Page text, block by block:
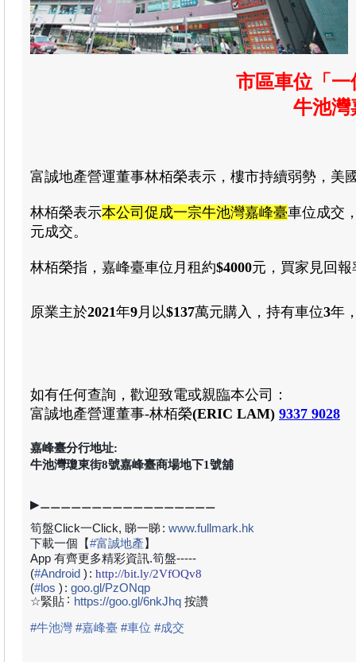
市區車位「
牛池灣
富誠地產營運董事林栢榮表示 ，樓市持續弱勢 ，美
林栢榮表示本公司促成一宗牛池灣嘉峰臺車位成交
元成交。
林栢榮指 ，嘉峰臺車位月租約$4000元 ， 買家見回
原業主於2021年9 月以$137萬元購入 ， 持有車位3年
如有任何查詢，歡迎致電或親臨本公司：
富誠地產營運董事-林栢榮(ERIC LAM) 9337 9028
嘉峰臺分行地址:
牛池灣瓊東街8號嘉峰臺商場地下1號舖
▶⚊⚊⚊⚊⚊⚊⚊⚊⚊⚊⚊⚊⚊⚊⚊⚊⚊
筍盤Click一Click, 睇一睇: www.fullmark.hk
下載一個【#富誠地產】
App 有齊更多精彩資訊.筍盤-----
(#Android ) : http://bit.ly/2VfOQv8
(#los ) : goo.gl/PzONqp
☆緊貼 :https://goo.gl/6nkJhq 按讚
#牛池灣 #嘉峰臺 #車位 #成交